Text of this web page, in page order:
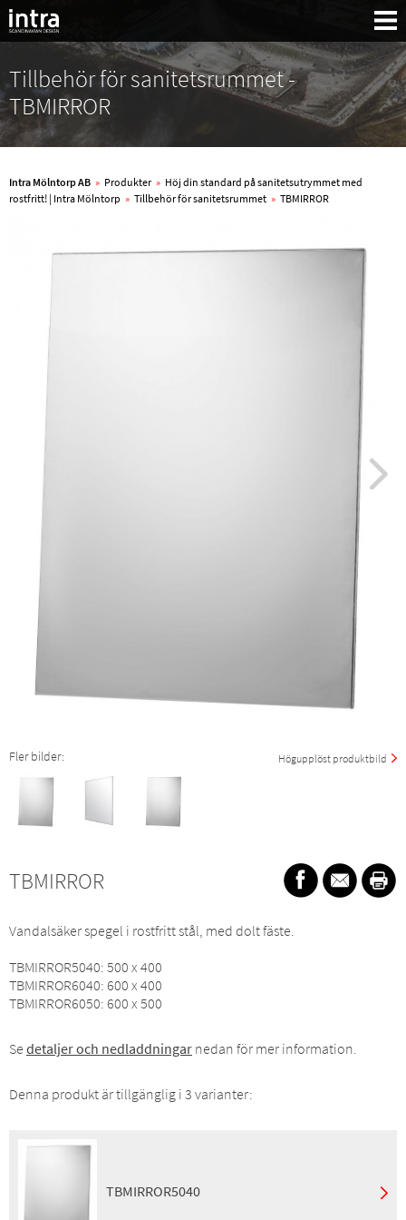
Tillbehör för sanitetsrummet -
TBMIRROR
Intra Mölntorp AB » Produkter » Höj din standard på sanitetsutrymmet med
rostfritt! | Intra Mölntorp » Tillbehör för sanitetsrummet » TBMIRROR
Högupplöst produktbild
Fler bilder:
TBMIRROR
Vandalsäker spegel i rostfritt stål, med dolt fäste.
TBMIRROR5040: 500 x 400
TBMIRROR6040: 600 x 400
TBMIRROR6050: 600 x 500
Se detaljer och nedladdningar nedan för mer information.
Denna produkt är tillgänglig i 3 varianter:
TBMIRROR5040